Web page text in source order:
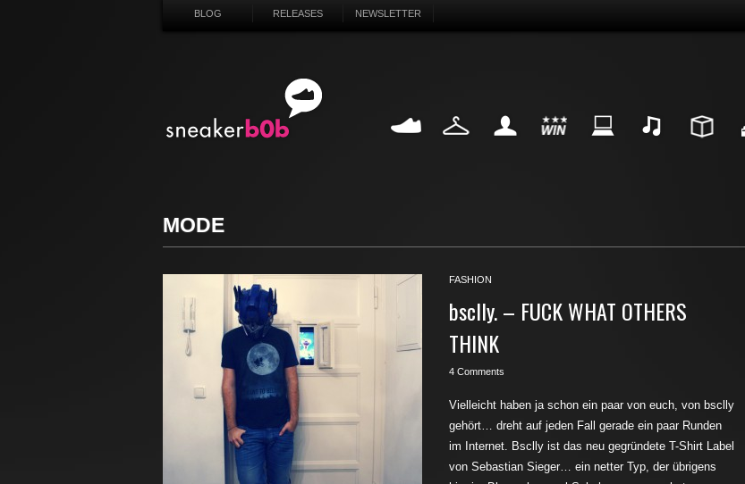
BLOG RELEASES NEWSLETTER
MODE
FASHION
bsclly. – FUCK WHAT OTHERS
THINK
4 Comments
Vielleicht haben ja schon ein paar von euch, von bsclly
gehört… dreht auf jeden Fall gerade ein paar Runden
im Internet. Bsclly ist das neu gegründete T-Shirt Label
von Sebastian Sieger… ein netter Typ, der übrigens